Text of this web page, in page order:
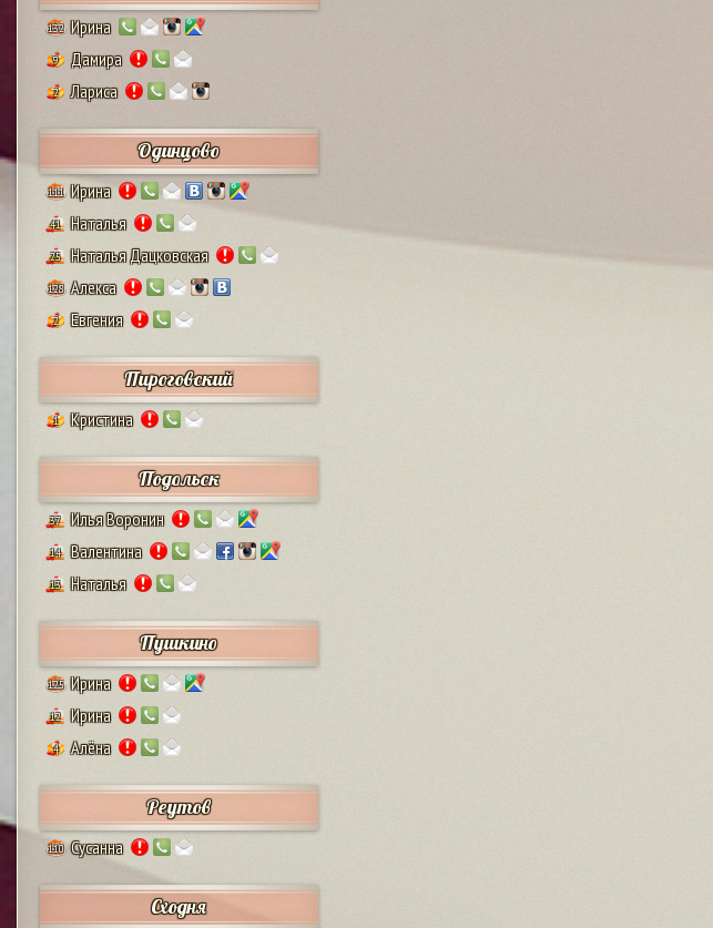
132 Ирина
9 Дамира
2 Лариса
Одинцово
111 Ирина
41 Наталья
25 Наталья Дацковская
128 Алекса
2 Евгения
Пироговский
1 Кристина
Подольск
37 Илья Воронин
14 Валентина
13 Наталья
Пушкино
125 Ирина
12 Ирина
4 Алёна
Реутов
110 Сусанна
Сходня